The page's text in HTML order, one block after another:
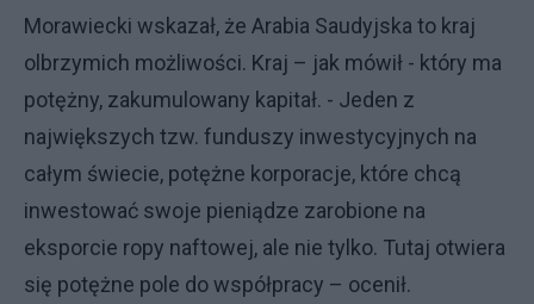
Morawiecki wskazał, że Arabia Saudyjska to kraj
olbrzymich możliwości. Kraj – jak mówił - który ma
potężny, zakumulowany kapitał. - Jeden z
największych tzw. funduszy inwestycyjnych na
całym świecie, potężne korporacje, które chcą
inwestować swoje pieniądze zarobione na
eksporcie ropy naftowej, ale nie tylko. Tutaj otwiera
się potężne pole do współpracy – ocenił.